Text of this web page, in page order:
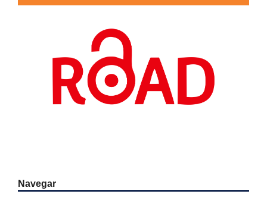
Navegar